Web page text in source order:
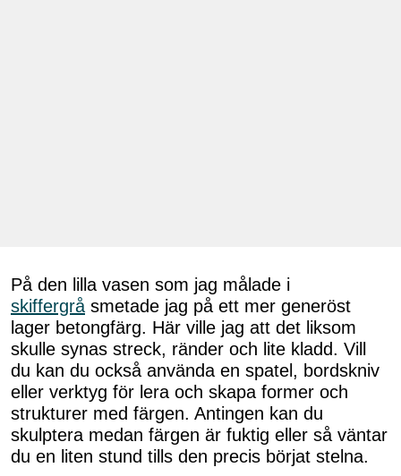
På den lilla vasen som jag målade i
skiffergrå smetade jag på ett mer generöst
lager betongfärg. Här ville jag att det liksom
skulle synas streck, ränder och lite kladd. Vill
du kan du också använda en spatel, bordskniv
eller verktyg för lera och skapa former och
strukturer med färgen. Antingen kan du
skulptera medan färgen är fuktig eller så väntar
du en liten stund tills den precis börjat stelna.